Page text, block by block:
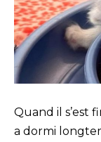
Quand il s’est
a dormi